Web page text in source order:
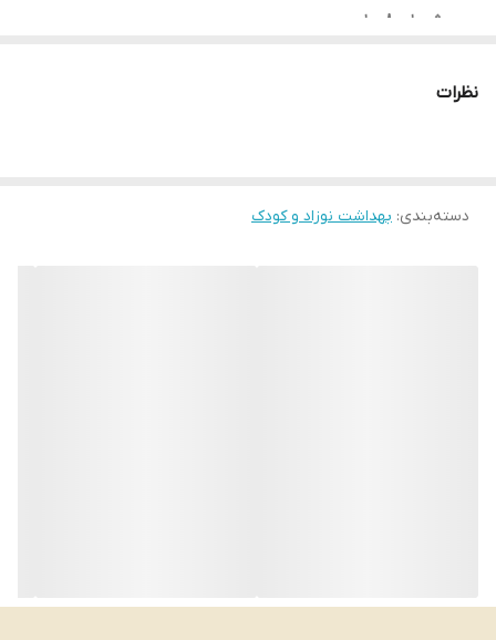
موثر برای 8 ساعت
این محصول حاوی دارو نیستنظرات
دسته‌بندی: بهداشت نوزاد و کودک